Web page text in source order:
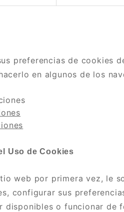
preferencias de cookies
en algunos de los
Uso de Cookies
web por primera vez, le
configurar sus
disponibles o funcionar de